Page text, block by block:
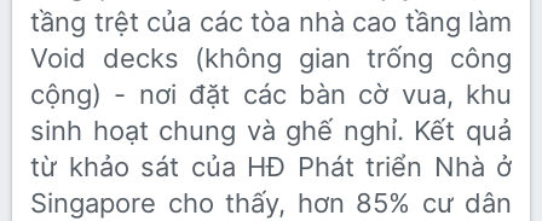
tầng trệt của các tòa nhà cao tầng làm
Void decks (không gian trống công
cộng) - nơi đặt các bàn cờ vua, khu
sinh hoạt chung và ghế nghỉ. Kết quả
từ khảo sát của HĐ Phát triển Nhà ở
Singapore cho thấy, hơn 85% cư dân